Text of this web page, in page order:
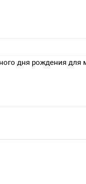
дня рождения для